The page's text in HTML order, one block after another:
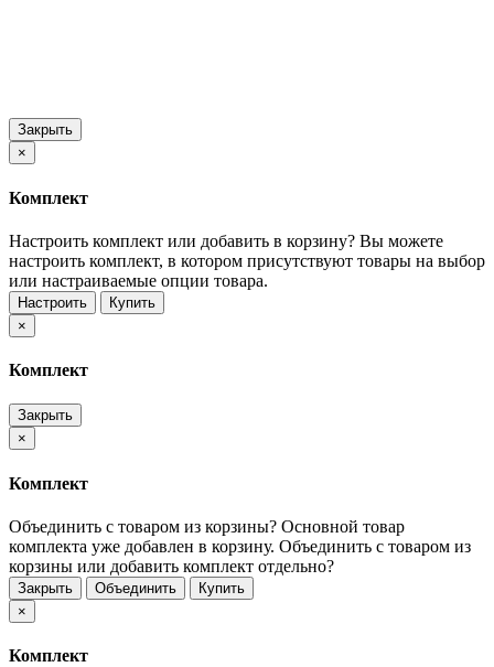
Закрыть
×
Комплект
Настроить комплект или добавить в корзину? Вы можете
настроить комплект, в котором присутствуют товары на выбор
или настраиваемые опции товара.
Настроить
Купить
×
Комплект
Закрыть
×
Комплект
Объединить с товаром из корзины? Основной товар
комплекта уже добавлен в корзину. Объединить с товаром из
корзины или добавить комплект отдельно?
Закрыть Объединить
Купить
×
Комплект